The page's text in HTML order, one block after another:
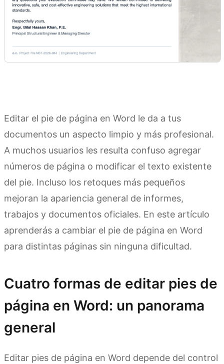
Editar el pie de página en Word le da a tus
documentos un aspecto limpio y más profesional.
A muchos usuarios les resulta confuso agregar
números de página o modificar el texto existente
del pie. Incluso los retoques más pequeños
mejoran la apariencia general de informes,
trabajos y documentos oficiales. En este artículo
aprenderás a cambiar el pie de página en Word
para distintas páginas sin ninguna dificultad.
Cuatro formas de editar pies de
página en Word: un panorama
general
Editar pies de página en Word depende del control